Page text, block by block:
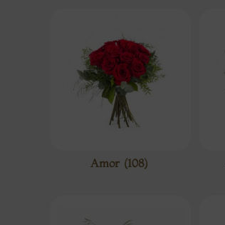
Amor (108)